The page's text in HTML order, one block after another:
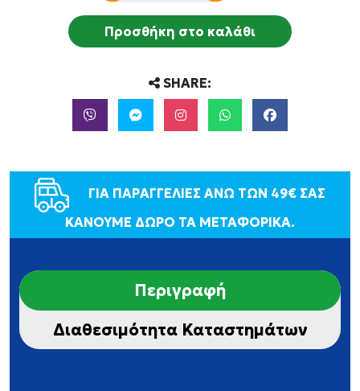
Προσθήκη στο καλάθι
SHARE:
ΓΙΑ ΠΑΡΑΓΓΕΛΙΕΣ ΑΝΩ ΤΩΝ 49€ ΣΑΣ
ΚΑΝΟΥΜΕ ΔΩΡΟ ΤΑ ΜΕΤΑΦΟΡΙΚΑ.
Περιγραφή
Διαθεσιμότητα Καταστημάτων